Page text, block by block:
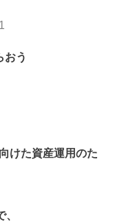
おう
けた資産運用のた